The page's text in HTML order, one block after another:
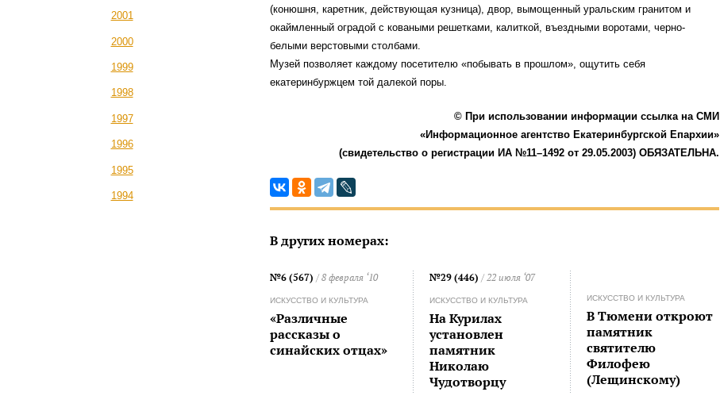
2001
2000
1999
1998
1997
1996
1995
1994
(конюшня, каретник, действующая кузница), двор, вымощенный уральским гранитом и
окаймленный оградой с коваными решетками, калиткой, въездными воротами, черно-
белыми верстовыми столбами.
Музей позволяет каждому посетителю «побывать в прошлом», ощутить себя
екатеринбуржцем той далекой поры.
© При использовании информации ссылка на СМИ
«Информационное агентство Екатеринбургской Епархии»
(свидетельство о регистрации ИА №11–1492 от 29.05.2003) ОБЯЗАТЕЛЬНА.
В других номерах:
№6 (567) / 8 февраля ‘10
ИСКУССТВО И КУЛЬТУРА
«Различные
рассказы о
синайских отцах»
№29 (446) / 22 июля ‘07
ИСКУССТВО И КУЛЬТУРА
На Курилах
установлен
памятник
Николаю
Чудотворцу
ИСКУССТВО И КУЛЬТУРА
В Тюмени откроют
памятник
святителю
Филофею
(Лещинскому)